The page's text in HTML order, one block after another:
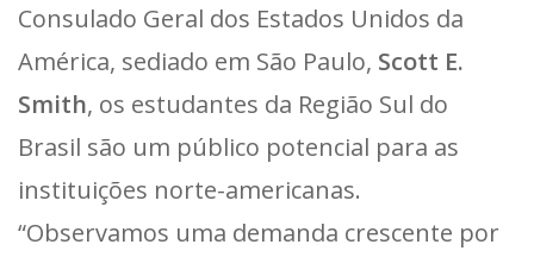
Consulado Geral dos Estados Unidos da
América, sediado em São Paulo, Scott E.
Smith, os estudantes da Região Sul do
Brasil são um público potencial para as
instituições norte-americanas.
“Observamos uma demanda crescente por